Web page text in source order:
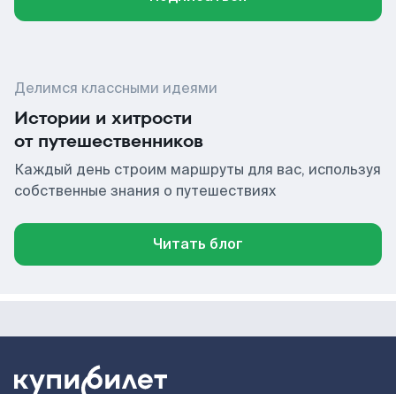
Делимся классными идеями
Истории и хитрости
от путешественников
Каждый день строим маршруты для вас, используя
собственные знания о путешествиях
Читать блог